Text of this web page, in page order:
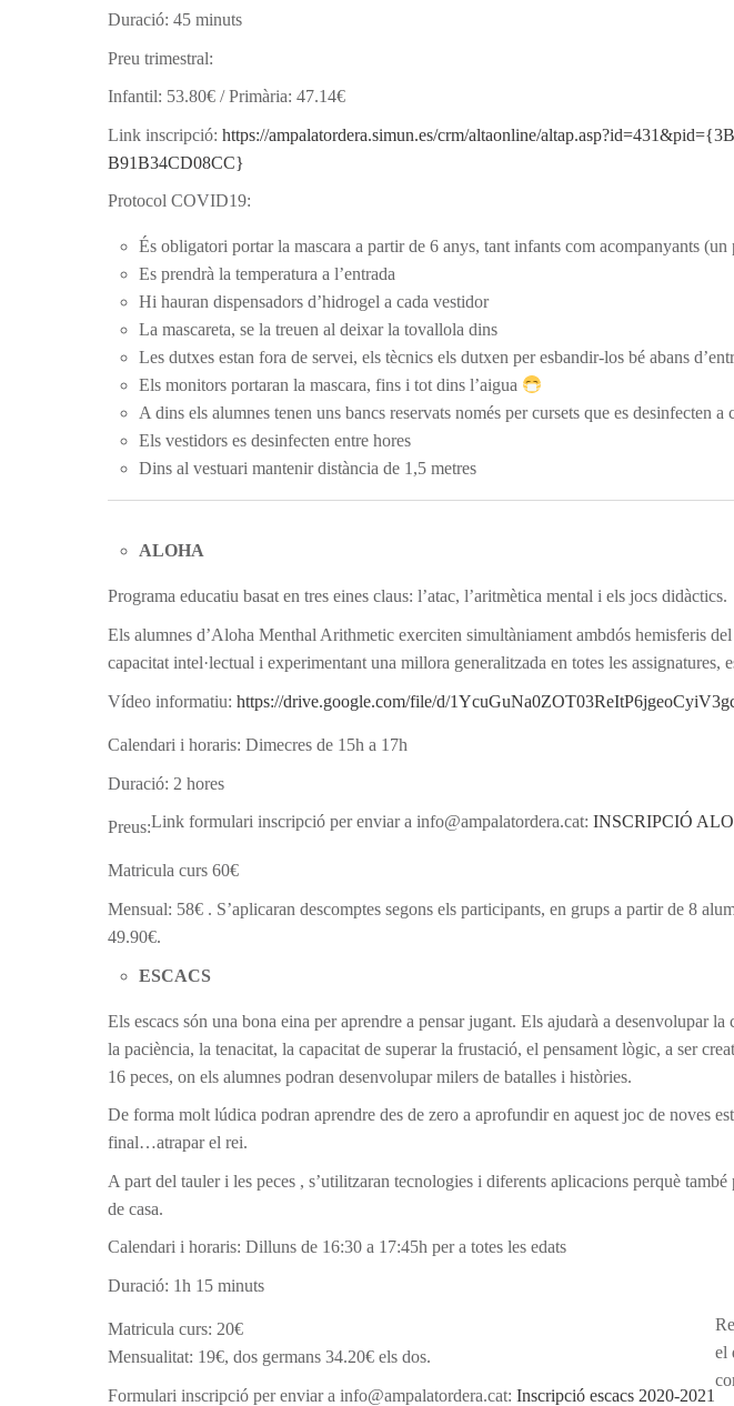
Duració: 45 minuts
Preu trimestral:
Infantil: 53.80€ / Primària: 47.14€
Link inscripció: https://ampalatordera.simun.es/crm/altaonline/
B91B34CD08CC}
Protocol COVID19:
És obligatori portar la mascara a partir de 6 anys, tant infants com acompanyants
Es prendrà la temperatura a l’entrada
Hi hauran dispensadors d’hidrogel a cada vestidor
La mascareta, se la treuen al deixar la tovallola dins
Les dutxes estan fora de servei, els tècnics els dutxen per esbandir-los bé abans
Els monitors portaran la mascara, fins i tot dins l’aigua
A dins els alumnes tenen uns bancs reservats només per cursets que es desinfecten a
Els vestidors es desinfecten entre hores
Dins al vestuari mantenir distància de 1,5 metres
ALOHA
Programa educatiu basat en tres eines claus: l’atac, l’aritmètica mental i els jocs didàctics.
Els alumnes d’Aloha Menthal Arithmetic exerciten simultàniament ambdós hemisferis
capacitat intel·lectual i experimentant una millora generalitzada en totes les assignatures,
Vídeo informatiu: https://drive.google.com/file/d/
Calendari i horaris: Dimecres de 15h a 17h
Duració: 2 hores
Preus:
Matricula curs 60€
Mensual: 58€ . S’aplicaran descomptes segons els participants, en grups a partir de 8
49.90€.
Link formulari inscripció per enviar a info@ampalatordera.cat: INSCRIPCIÓ
ESCACS
Els escacs són una bona eina per aprendre a pensar jugant. Els ajudarà a desenvolupar
la paciència, la tenacitat, la capacitat de superar la frustació, el pensament lògic, a ser
16 peces, on els alumnes podran desenvolupar milers de batalles i històries.
De forma molt lúdica podran aprendre des de zero a aprofundir en aquest joc de noves
final…atrapar el rei.
A part del tauler i les peces , s’utilitzaran tecnologies i diferents aplicacions perquè
de casa.
Calendari i horaris: Dilluns de 16:30 a 17:45h per a totes les edats
Duració: 1h 15 minuts
Matricula curs: 20€
Mensualitat: 19€, dos germans 34.20€ els dos.
Formulari inscripció per enviar a info@ampalatordera.cat: Inscripció escacs 2020-2021
el